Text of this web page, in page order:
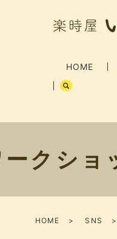
HOME
ークシ
HOME SNS